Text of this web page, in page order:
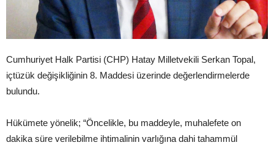
Cumhuriyet Halk Partisi (CHP) Hatay Milletvekili Serkan Topal,
içtüzük değişikliğinin 8. Maddesi üzerinde değerlendirmelerde
bulundu.
Hükümete yönelik; “Öncelikle, bu maddeyle, muhalefete on
dakika süre verilebilme ihtimalinin varlığına dahi tahammül